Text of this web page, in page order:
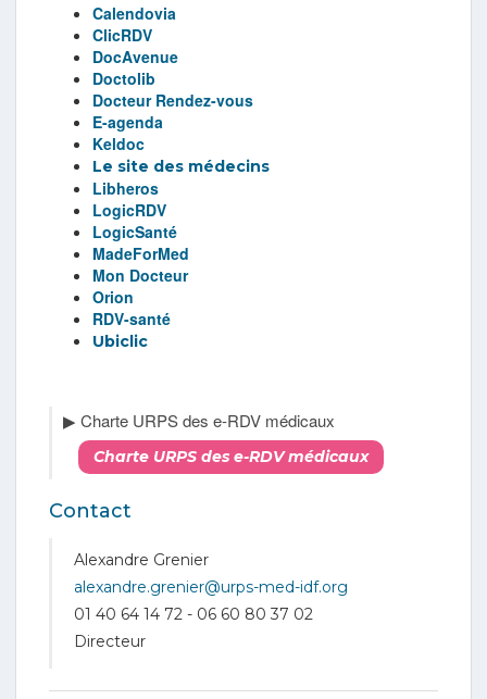
Calendovia
ClicRDV
DocAvenue
Doctolib
Docteur Rendez-vous
E-agenda
Keldoc
Le site des médecins
Libheros
LogicRDV
LogicSanté
MadeForMed
Mon Docteur
Orion
RDV-santé
Ubiclic
▶︎ Charte URPS des e-RDV médicaux
Charte URPS des e-RDV médicaux
Contact
Alexandre Grenier
alexandre.grenier@urps-med-idf.org
01 40 64 14 72 - 06 60 80 37 02
Directeur